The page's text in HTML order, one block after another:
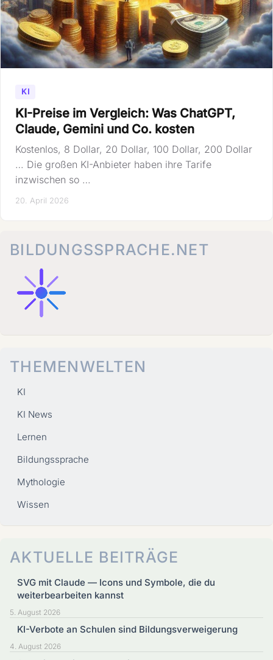
KI
KI-Preise im Vergleich: Was ChatGPT,
Claude, Gemini und Co. kosten
Kostenlos, 8 Dollar, 20 Dollar, 100 Dollar, 200 Dollar
… Die großen KI-Anbieter haben ihre Tarife
inzwischen so …
20. April 2026
BILDUNGSSPRACHE.NET
THEMENWELTEN
KI
KI News
Lernen
Bildungssprache
Mythologie
Wissen
AKTUELLE BEITRÄGE
SVG mit Claude — Icons und Symbole, die du
weiterbearbeiten kannst
5. August 2026
KI-Verbote an Schulen sind Bildungsverweigerung
4. August 2026